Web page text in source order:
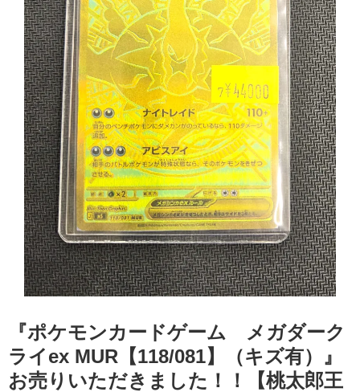
『ポケモンカードゲーム メガダーク
ライex MUR【118/081】（キズ有）』
お売りいただきました！！【桃太郎王